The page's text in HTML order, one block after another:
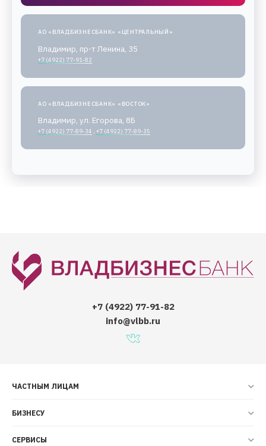
АО «ВЛАДБИЗНЕСБАНК» «ЦЕНТРАЛЬНЫЙ»
Владимир, пр-т Ленина, 35
+7 (4922) 77-91-82
АО «ВЛАДБИЗНЕСБАНК» «ВОСТОК»
Владимир, ул. Егорова, 8Б
+7 (4922) 77-89-34 , +7 (4922) 77-89-35
+7 (4922) 77-91-82
info@vlbb.ru
ЧАСТНЫМ ЛИЦАМ
БИЗНЕСУ
СЕРВИСЫ